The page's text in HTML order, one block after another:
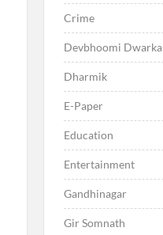
Crime
Devbhoomi Dwarka
Dharmik
E-Paper
Education
Entertainment
Gandhinagar
Gir Somnath